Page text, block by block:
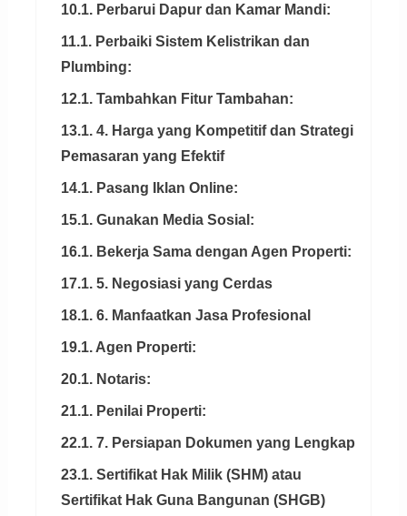
10.1. Perbarui Dapur dan Kamar Mandi:
11.1. Perbaiki Sistem Kelistrikan dan
Plumbing:
12.1. Tambahkan Fitur Tambahan:
13.1. 4. Harga yang Kompetitif dan Strategi
Pemasaran yang Efektif
14.1. Pasang Iklan Online:
15.1. Gunakan Media Sosial:
16.1. Bekerja Sama dengan Agen Properti:
17.1. 5. Negosiasi yang Cerdas
18.1. 6. Manfaatkan Jasa Profesional
19.1. Agen Properti:
20.1. Notaris:
21.1. Penilai Properti:
22.1. 7. Persiapan Dokumen yang Lengkap
23.1. Sertifikat Hak Milik (SHM) atau
Sertifikat Hak Guna Bangunan (SHGB)